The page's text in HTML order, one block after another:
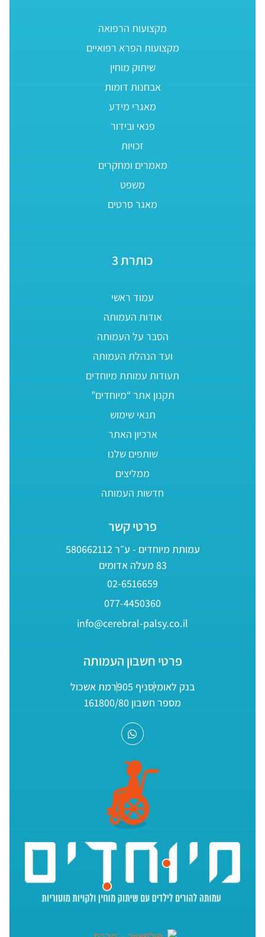
מקצועות הרפואה
מקצועות הפרא רפואיים
שיתוק מוחין
אבחנות דומות
מאגרי מידע
פנאי ובידור
זכויות
מאמרים ומחקרים
משפט
מאגר סרטים
כותרת 3
עמוד ראשי
אודות העמותה
הסבר על העמותה
ועד הנהלת העמותה
תעודות עמותת מיוחדים
תקנון אתר “מיוחדים”
תנאי שימוש
ארכיון האתר
שותפים שלנו
ממליצים
חדשות העמותה
פרטי קשר
עמותת מיוחדים - ע״ר 580662112
83 מעלה אדומים
02-6516659
077-4450360
info@cerebral-palsy.co.il
פרטי חשבון העמותה
בנק לאומיסניף 905
רמת אשכול
מספר חשבון 161800/80